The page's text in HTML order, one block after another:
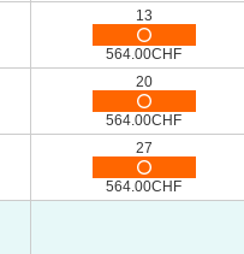
13
564.00CHF
20
564.00CHF
27
564.00CHF